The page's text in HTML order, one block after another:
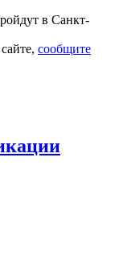
в Санкт-
сообщите